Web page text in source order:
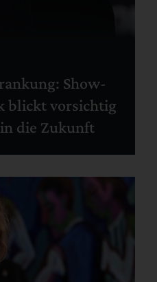
Show-
blickt vorsichtig
die Zukunft